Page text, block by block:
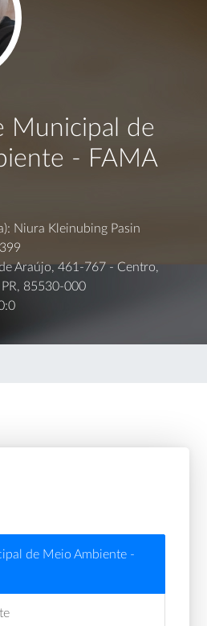
Municipal de
- FAMA
Niura Kleinubing Pasin
Araújo, 461-767 - Centro,
85530-000
de Meio Ambiente -